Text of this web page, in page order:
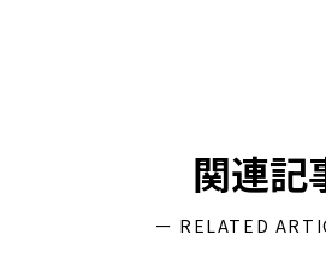
関連記
ー RELATED